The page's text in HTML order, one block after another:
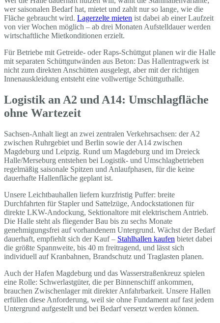
wer saisonalen Bedarf hat, mietet und zahlt nur so lange, wie die
Fläche gebraucht wird. Lagerzelte mieten ist dabei ab einer Laufzeit
von vier Wochen möglich – ab drei Monaten Aufstelldauer werden
wirtschaftliche Mietkonditionen erzielt.
Für Betriebe mit Getreide- oder Raps-Schüttgut planen wir die Halle
mit separaten Schüttgutwänden aus Beton: Das Hallentragwerk ist
nicht zum direkten Anschütten ausgelegt, aber mit der richtigen
Innenauskleidung entsteht eine vollwertige Schüttguthalle.
Logistik an A2 und A14: Umschlagfläche
ohne Wartezeit
Sachsen-Anhalt liegt an zwei zentralen Verkehrsachsen: der A2
zwischen Ruhrgebiet und Berlin sowie der A14 zwischen
Magdeburg und Leipzig. Rund um Magdeburg und im Dreieck
Halle/Merseburg entstehen bei Logistik- und Umschlagbetrieben
regelmäßig saisonale Spitzen und Anlaufphasen, für die keine
dauerhafte Hallenfläche geplant ist.
Unsere Leichtbauhallen liefern kurzfristig Puffer: breite
Durchfahrten für Stapler und Sattelzüge, Andockstationen für
direkte LKW-Andockung, Sektionaltore mit elektrischem Antrieb.
Die Halle steht als fliegender Bau bis zu sechs Monate
genehmigungsfrei auf vorhandenem Untergrund. Wächst der Bedarf
dauerhaft, empfiehlt sich der Kauf – Stahlhallen kaufen bietet dabei
die größte Spannweite, bis 40 m freitragend, und lässt sich
individuell auf Kranbahnen, Brandschutz und Traglasten planen.
Auch der Hafen Magdeburg und das Wasserstraßenkreuz spielen
eine Rolle: Schwerlastgüter, die per Binnenschiff ankommen,
brauchen Zwischenlager mit direkter Anfahrbarkeit. Unsere Hallen
erfüllen diese Anforderung, weil sie ohne Fundament auf fast jedem
Untergrund aufgestellt und bei Bedarf versetzt werden können.